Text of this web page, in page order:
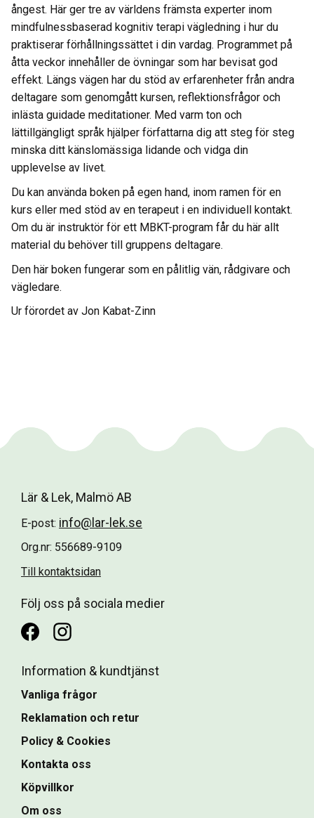
ångest. Här ger tre av världens främsta experter inom
mindfulnessbaserad kognitiv terapi vägledning i hur du
praktiserar förhållningssättet i din vardag. Programmet på
åtta veckor innehåller de övningar som har bevisat god
effekt. Längs vägen har du stöd av erfarenheter från andra
deltagare som genomgått kursen, reflektionsfrågor och
inlästa guidade meditationer. Med varm ton och
lättillgängligt språk hjälper författarna dig att steg för steg
minska ditt känslomässiga lidande och vidga din
upplevelse av livet.
Du kan använda boken på egen hand, inom ramen för en
kurs eller med stöd av en terapeut i en individuell kontakt.
Om du är instruktör för ett MBKT-program får du här allt
material du behöver till gruppens deltagare.
Den här boken fungerar som en pålitlig vän, rådgivare och
vägledare.
Ur förordet av Jon Kabat-Zinn
Lär & Lek, Malmö AB
E-post: info@lar-lek.se
Org.nr: 556689-9109
Till kontaktsidan
Följ oss på sociala medier
Information & kundtjänst
Vanliga frågor
Reklamation och retur
Policy & Cookies
Kontakta oss
Köpvillkor
Om oss